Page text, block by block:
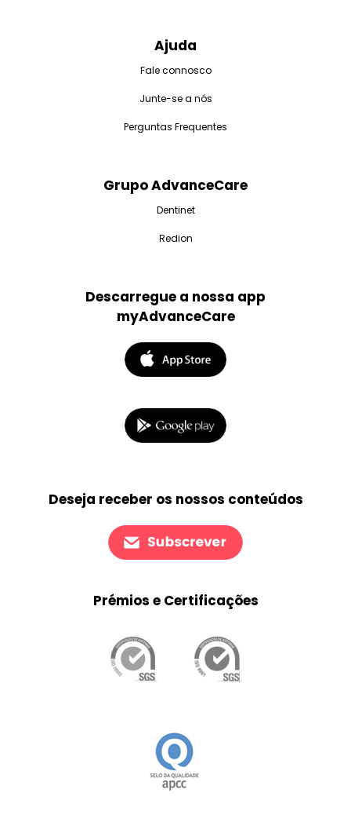
Ajuda
Fale connosco
Junte-se a nós
Perguntas Frequentes
Grupo AdvanceCare
Dentinet
Redion
Descarregue a nossa app
myAdvanceCare
Deseja receber os nossos conteúdos
Prémios e Certificações